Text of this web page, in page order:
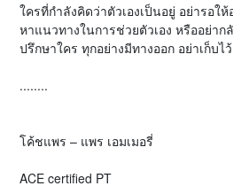
ใครที่กำลังคิดว่าตัวเองเป็นอยู่ อย่ารอใ
หาแนวทางในการช่วยตัวเอง หรืออย่าก
ปรึกษาใคร ทุกอย่างมีทางออก อย่าเก็บไ
........
โค้ชแพร – แพร เอมเมอรี่
ACE certified PT